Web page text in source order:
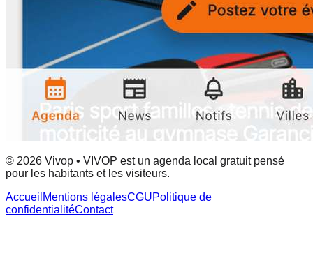
© 2026 Vivop • VIVOP est un agenda local gratuit pensé
pour les habitants et les visiteurs.
Accueil Mentions légalesCGUPolitique de
confidentialitéContact